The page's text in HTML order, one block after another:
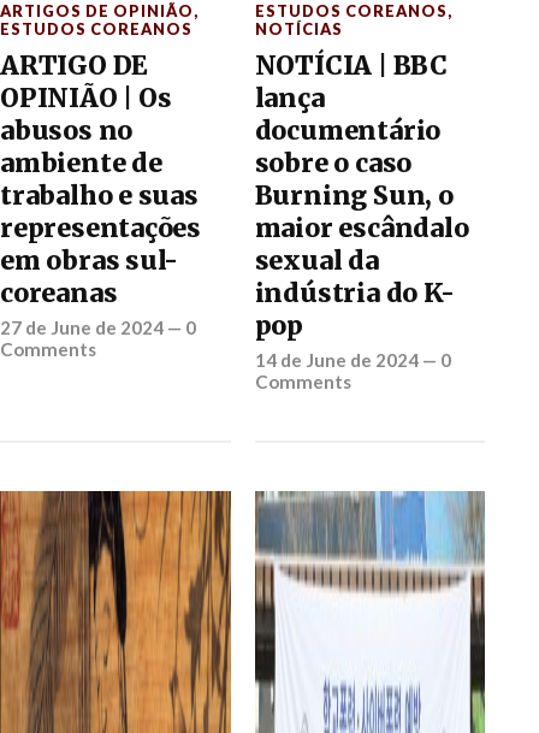
ARTIGOS DE OPINIÃO,
ESTUDOS COREANOS
ARTIGO DE
OPINIÃO | Os
abusos no
ambiente de
trabalho e suas
representações
em obras sul-
coreanas
27 de June de 2024 — 0
Comments
ESTUDOS COREANOS,
NOTÍCIAS
NOTÍCIA | BBC
lança
documentário
sobre o caso
Burning Sun, o
maior escândalo
sexual da
indústria do K-
pop
14 de June de 2024— 0
Comments